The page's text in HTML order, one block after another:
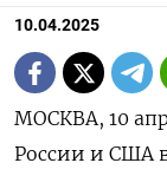
10.04.2025
МОСКВА, 10
России и США